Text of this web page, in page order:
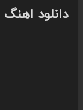
دانلود